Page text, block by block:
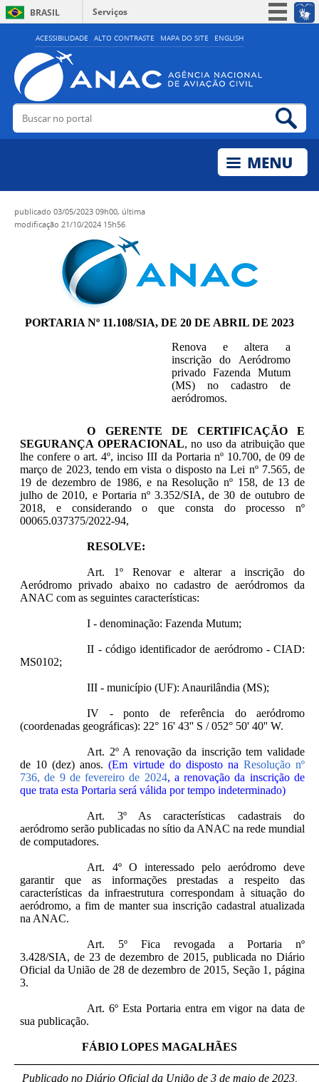
ACESSIBILIDADE ALTO CONTRASTE MAPA DO SITE ENGLISH
BRASIL
Serviços
Simplifique!
Acesso à informação
Legislação
Buscar no portal
publicado 03/05/2023 09h00, última
modificação 21/10/2024 15h56
PORTARIA Nº 11.108/SIA, DE 20 DE ABRIL DE 2023
Renova e altera a
inscrição do Aeródromo
privado Fazenda Mutum
(MS) no cadastro de
aeródromos.
O GERENTE DE CERTIFICAÇÃO E
SEGURANÇA OPERACIONAL, no uso da atribuição que
lhe confere o art. 4º, inciso III da Portaria nº 10.700, de 09 de
março de 2023, tendo em vista o disposto na Lei nº 7.565, de
19 de dezembro de 1986, e na Resolução nº 158, de 13 de
julho de 2010, e Portaria nº 3.352/SIA, de 30 de outubro de
2018, e considerando o que consta do processo nº
00065.037375/2022-94,
RESOLVE:
Art. 1º Renovar e alterar a inscrição do
Aeródromo privado abaixo no cadastro de aeródromos da
ANAC com as seguintes características:
I - denominação: Fazenda Mutum;
II - código identificador de aeródromo - CIAD:
MS0102;
III - município (UF): Anaurilândia (MS);
IV - ponto de referência do aeródromo
(coordenadas geográficas): 22° 16' 43'' S / 052° 50' 40'' W.
Art. 2º A renovação da inscrição tem validade
de 10 (dez) anos.(Em virtude do disposto na Resolução nº
736, de 9 de fevereiro de 2024, a renovação da inscrição de
que trata esta Portaria será válida por tempo indeterminado)
Art. 3º As características cadastrais do
aeródromo serão publicadas no sítio da ANAC na rede mundial
de computadores.
Art. 4º O interessado pelo aeródromo deve
garantir que as informações prestadas a respeito das
características da infraestrutura correspondam à situação do
aeródromo, a fim de manter sua inscrição cadastral atualizada
na ANAC.
Art. 5º Fica revogada a Portaria nº
3.428/SIA, de 23 de dezembro de 2015, publicada no Diário
Oficial da União de 28 de dezembro de 2015, Seção 1, página
3.
Art. 6º Esta Portaria entra em vigor na data de
sua publicação.
FÁBIO LOPES MAGALHÃES
Publicado no Diário Oficial da União de 3 de maio de 2023,